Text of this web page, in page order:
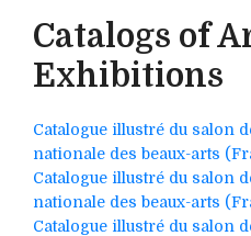
Catalogs of
Exhibitions
Catalogue illustré du salon
nationale des beaux-arts
Catalogue illustré du salon
nationale des beaux-arts
Catalogue illustré du salon